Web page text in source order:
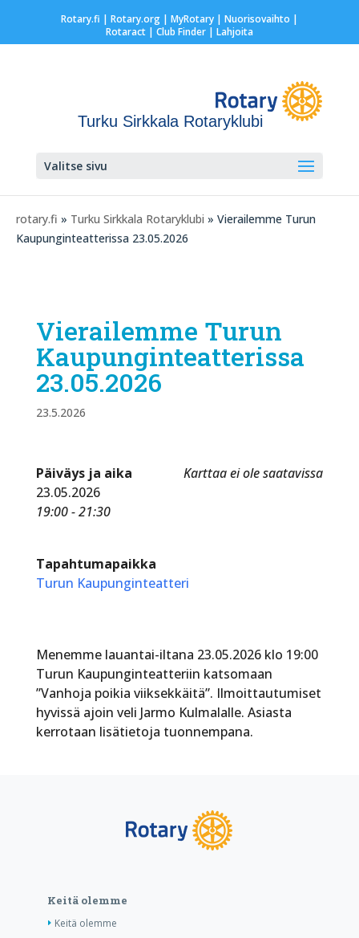
Rotary.fi | Rotary.org| MyRotary | Nuorisovaihto |
Rotaract| Club Finder| Lahjoita
Turku Sirkkala Rotaryklubi
Valitse sivu
rotary.fi » Turku Sirkkala Rotaryklubi » Vierailemme Turun
Kaupunginteatterissa 23.05.2026
Vierailemme Turun
Kaupunginteatterissa
23.05.2026
23.5.2026
Karttaa ei ole saatavissa
Päiväys ja aika
23.05.2026
19:00 - 21:30
Tapahtumapaikka
Turun Kaupunginteatteri
Menemme lauantai-iltana 23.05.2026 klo 19:00
Turun Kaupunginteatteriin katsomaan
”Vanhoja poikia viiksekkäitä”. Ilmoittautumiset
hyvissä ajoin veli Jarmo Kulmalalle. Asiasta
kerrotaan lisätietoja tuonnempana.
Keitä olemme
Keitä olemme